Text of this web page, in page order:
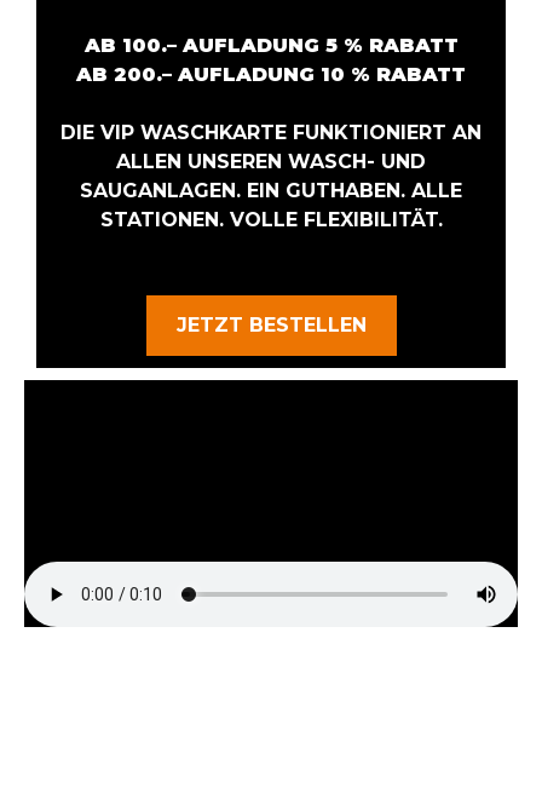
AB 100.– AUFLADUNG 5 %RABATT
AB 200.– AUFLADUNG 10 % RABATT
DIE VIP WASCHKARTE FUNKTIONIERT AN
ALLEN UNSEREN WASCH- UND
SAUGANLAGEN. EIN GUTHABEN. ALLE
STATIONEN. VOLLE FLEXIBILITÄT.
JETZT BESTELLEN